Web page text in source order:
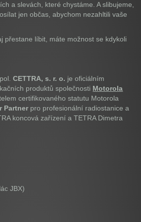
a slevách, které chystáme. A slibujeme,
jen občas, abychom nezahltili vaše
přestane líbit, máte možnost se kdykoli
CETTRA, s. r. o. je oficiálním
produktů společnosti Motorola
certifikovaného statutu Motorola
Partner pro profesionální radiostanice a
koncová zařízení a TETRA Dimetra
JBX)